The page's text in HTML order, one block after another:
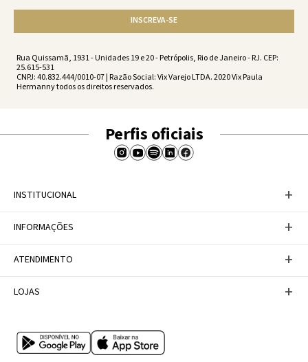
INSCREVA-SE
Rua Quissamã, 1931 - Unidades 19 e 20 - Petrópolis, Rio de Janeiro - RJ. CEP:
25.615-531
CNPJ: 40.832.444/0010-07 | Razão Social: Vix Varejo LTDA. 2020 Vix Paula
Hermanny todos os direitos reservados.
Perfis oficiais
INSTITUCIONAL +
A Marca
Trabalhe conosco
INFORMAÇÕES +
Política de Privacidade
Tabela de Medidas
ATENDIMENTO +
Personal Shopper
LOJAS +
Multimarcas